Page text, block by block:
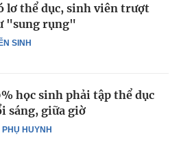
SINH
lơ thể dục, sinh viên trượt
"sung rụng"
PHỤ HUYNH
học sinh phải tập thể dục
sáng, giữa giờ